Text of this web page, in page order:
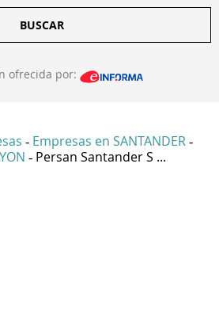
BUSCAR
ofrecida por:
- Empresas en SANTANDER -
- Persan Santander S ...